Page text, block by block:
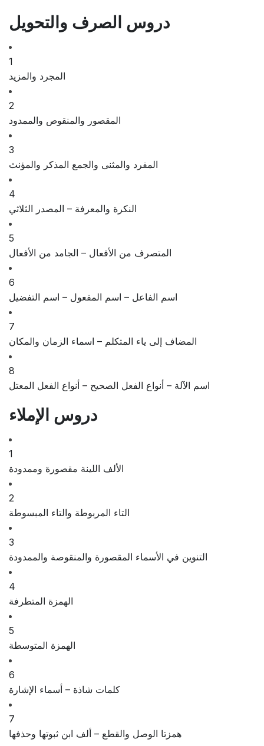
دروس الصرف والتحويل
1
المجرد والمزيد
2
المقصور والمنقوص والممدود
3
المفرد والمثنى والجمع المذكر والمؤنث
4
النكرة والمعرفة – المصدر الثلاثي
5
المتصرف من الأفعال – الجامد من الأفعال
6
اسم الفاعل – اسم المفعول – اسم التفضيل
7
المضاف إلى ياء المتكلم – اسماء الزمان والمكان
8
اسم الآلة – أنواع الفعل الصحيح – أنواع الفعل المعتل
دروس الإملاء
1
الألف اللينة مقصورة وممدودة
2
التاء المربوطة والتاء المبسوطة
3
التنوين في الأسماء المقصورة والمنقوصة والممدودة
4
الهمزة المتطرفة
5
الهمزة المتوسطة
6
كلمات شاذة – أسماء الإشارة
7
همزتا الوصل والقطع – ألف ابن ثبوتها وحذفها